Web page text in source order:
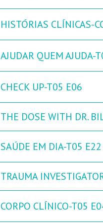
HISTÓRIAS CLÍNICAS-
AJUDAR QUEM AJUDA-
CHECK UP-T05 E06
THE DOSE WITH DR.
SAÚDE EM DIA-T05 E22
TRAUMA
CORPO CLÍNICO-T05